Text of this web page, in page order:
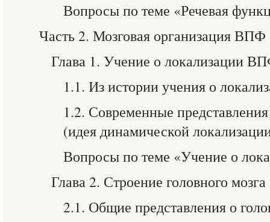
Вопросы по теме «Речевая
Часть 2. Мозговая организация ВПФ
Глава 1. Учение о локализации
1.1. Из истории учения о
1.2. Современные
(идея динамической
Вопросы по теме «Учение о
Глава 2. Строение головного мозга
2.1. Общие представления о